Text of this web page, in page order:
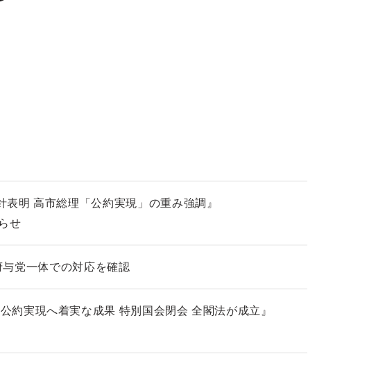
明 高市総理「公約実現」の重み強調』
せ
党一体での対応を確認
約実現へ着実な成果 特別国会閉会 全閣法が成立』